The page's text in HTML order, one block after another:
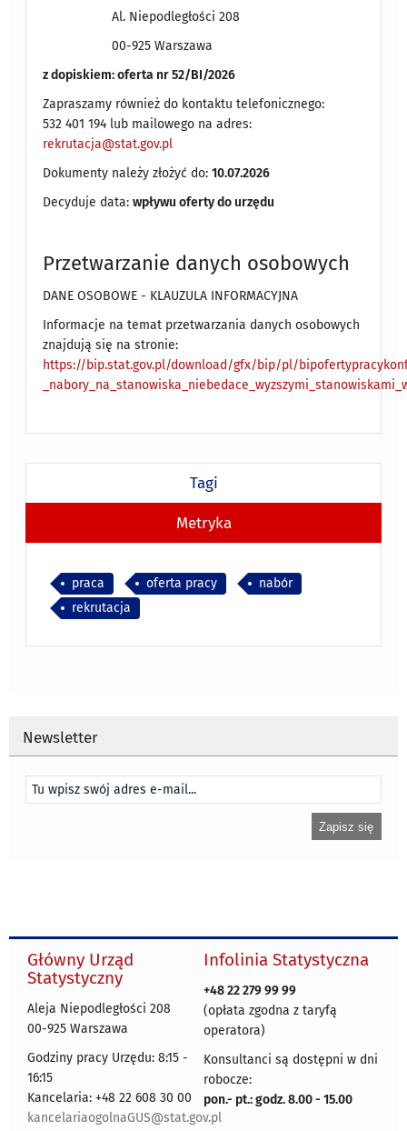
Al. Niepodległości 208
00-925 Warszawa
z dopiskiem: oferta nr 52/BI/2026
Zapraszamy również do kontaktu telefonicznego:
532 401 194 lub mailowego na adres:
rekrutacja@stat.gov.pl
Dokumenty należy złożyć do:10.07.2026
Decyduje data:wpływu oferty do urzędu
Przetwarzanie danych osobowych
DANE OSOBOWE - KLAUZULA INFORMACYJNA
Informacje na temat przetwarzania danych osobowych
znajdują się na stronie:
https://bip.stat.gov.pl/download/gfx/bip/pl/
Tagi
Metryka
praca oferta pracy
nabór
rekrutacja
Newsletter
Główny Urząd
Statystyczny
Aleja Niepodległości 208
00-925 Warszawa
Godziny pracy Urzędu: 8:15 -
16:15
Kancelaria: +48 22 608 30 00
kancelariaogolnaGUS@stat.gov.pl
Infolinia Statystyczna
+48 22 279 99 99
(opłata zgodna z taryfą
operatora)
Konsultanci są dostępni w dni
robocze:
pon.- pt.: godz. 8.00 - 15.00